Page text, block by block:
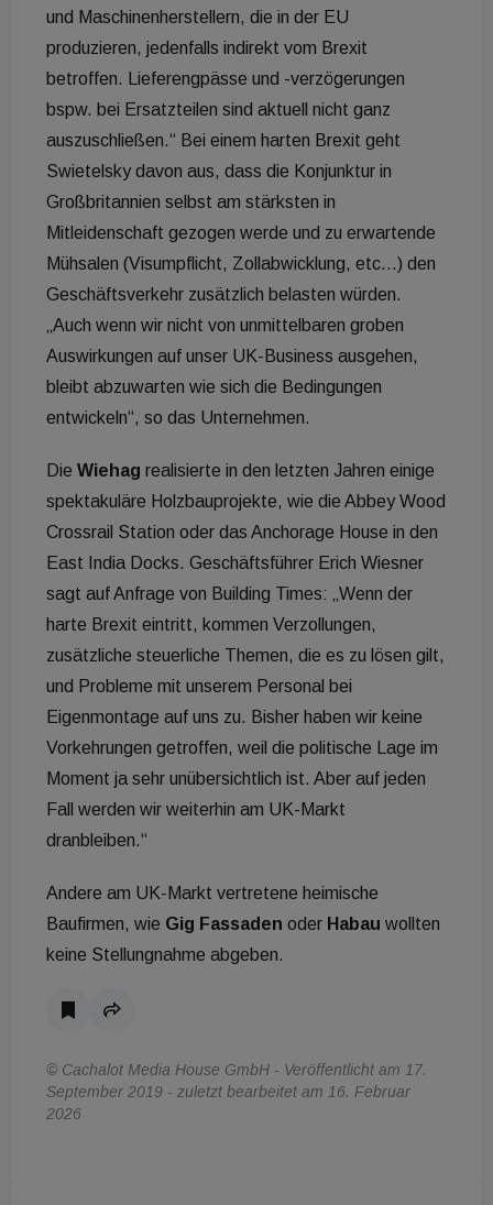
und Maschinenherstellern, die in der EU
produzieren, jedenfalls indirekt vom Brexit
betroffen. Lieferengpässe und -verzögerungen
bspw. bei Ersatzteilen sind aktuell nicht ganz
auszuschließen.“ Bei einem harten Brexit geht
Swietelsky davon aus, dass die Konjunktur in
Großbritannien selbst am stärksten in
Mitleidenschaft gezogen werde und zu erwartende
Mühsalen (Visumpflicht, Zollabwicklung, etc…) den
Geschäftsverkehr zusätzlich belasten würden.
„Auch wenn wir nicht von unmittelbaren groben
Auswirkungen auf unser UK-Business ausgehen,
bleibt abzuwarten wie sich die Bedingungen
entwickeln“, so das Unternehmen.
Die Wiehag realisierte in den letzten Jahren einige
spektakuläre Holzbauprojekte, wie die Abbey Wood
Crossrail Station oder das Anchorage House in den
East India Docks. Geschäftsführer Erich Wiesner
sagt auf Anfrage von Building Times: „Wenn der
harte Brexit eintritt, kommen Verzollungen,
zusätzliche steuerliche Themen, die es zu lösen gilt,
und Probleme mit unserem Personal bei
Eigenmontage auf uns zu. Bisher haben wir keine
Vorkehrungen getroffen, weil die politische Lage im
Moment ja sehr unübersichtlich ist. Aber auf jeden
Fall werden wir weiterhin am UK-Markt
dranbleiben.“
Andere am UK-Markt vertretene heimische
Baufirmen, wie Gig Fassaden oder Habau wollten
keine Stellungnahme abgeben.
© Cachalot Media House GmbH - Veröffentlicht am 17.
September 2019 - zuletzt bearbeitet am 16. Februar
2026